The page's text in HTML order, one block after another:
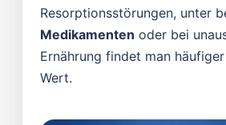
Resorptionsstörungen, unter
Medikamenten oder bei
Ernährung findet man
Wert.